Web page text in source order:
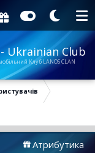
- Ukrainian Club
Клуб LANOS CLAN
Атрибутика